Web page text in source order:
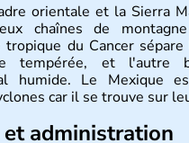
orientale et la Sierra
chaînes de
tropique du Cancer
tempérée, et l'autre
humide. Le Mexique
car il se trouve sur
administration